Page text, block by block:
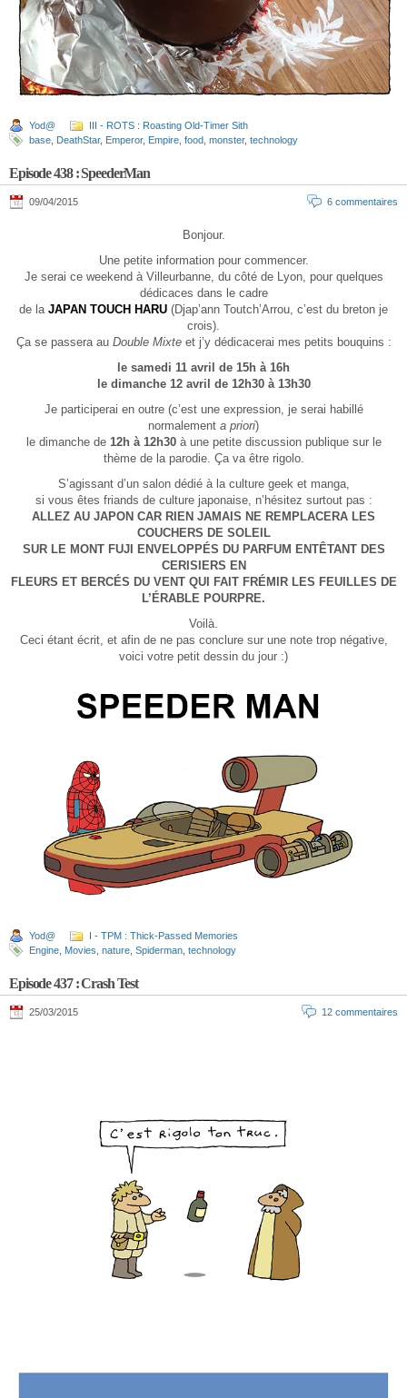
Yod@
III - ROTS : Roasting Old-Timer Sith
base DeathStar, Emperor, Empire food monster, technology
Episode 438 : SpeederMan
09/04/2015 6 commentaires
Bonjour.
Une petite information pour commencer.
Je serai ce weekend à Villeurbanne, du côté de Lyon, pour quelques
dédicaces dans le cadre
de la JAPAN TOUCH HARU (Djap’ann Toutch’Arrou, c’est du breton je
crois).
Ça se passera au Double Mixteet j’y dédicacerai mes petits bouquins :
le samedi 11 avril de 15h à 16h
le dimanche 12 avril de 12h30 à 13h30
Je participerai en outre (c’est une expression, je serai habillé
normalement a priori)
le dimanche de 12h à 12h30à une petite discussion publique sur le
thème de la parodie. Ça va être rigolo.
S’agissant d’un salon dédié à la culture geek et manga,
si vous êtes friands de culture japonaise, n’hésitez surtout pas :
ALLEZ AU JAPON CAR RIEN JAMAIS NE REMPLACERA LES
COUCHERS DE SOLEIL
SUR LE MONT FUJI ENVELOPPÉS DU PARFUM ENTÊTANT DES
CERISIERS EN
FLEURS ET BERCÉS DU VENT QUI FAIT FRÉMIR LES FEUILLES DE
L’ÉRABLE POURPRE.
Voilà.
Ceci étant écrit, et afin de ne pas conclure sur une note trop négative,
voici votre petit dessin du jour :)
Yod@
I - TPM : Thick-Passed Memories
Engine Movies nature Spiderman technology
Episode 437 : Crash Test
25/03/2015 12 commentaires